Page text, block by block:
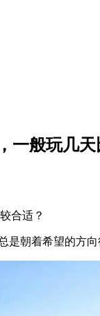
一般玩几天
合适？
朝着希望的方